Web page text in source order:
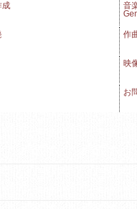
成
音
作
映
お